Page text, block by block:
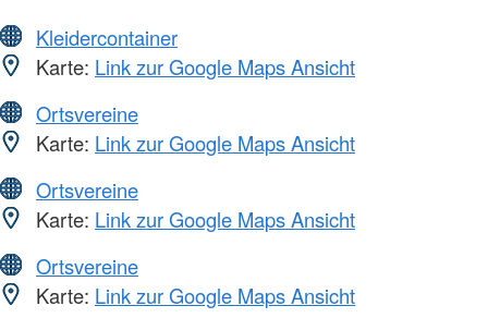
Kleidercontainer
Karte: Link zur Google Maps Ansicht
Ortsvereine
Karte: Link zur Google Maps Ansicht
Ortsvereine
Karte: Link zur Google Maps Ansicht
Ortsvereine
Karte: Link zur Google Maps Ansicht